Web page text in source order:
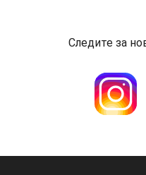
Следите за